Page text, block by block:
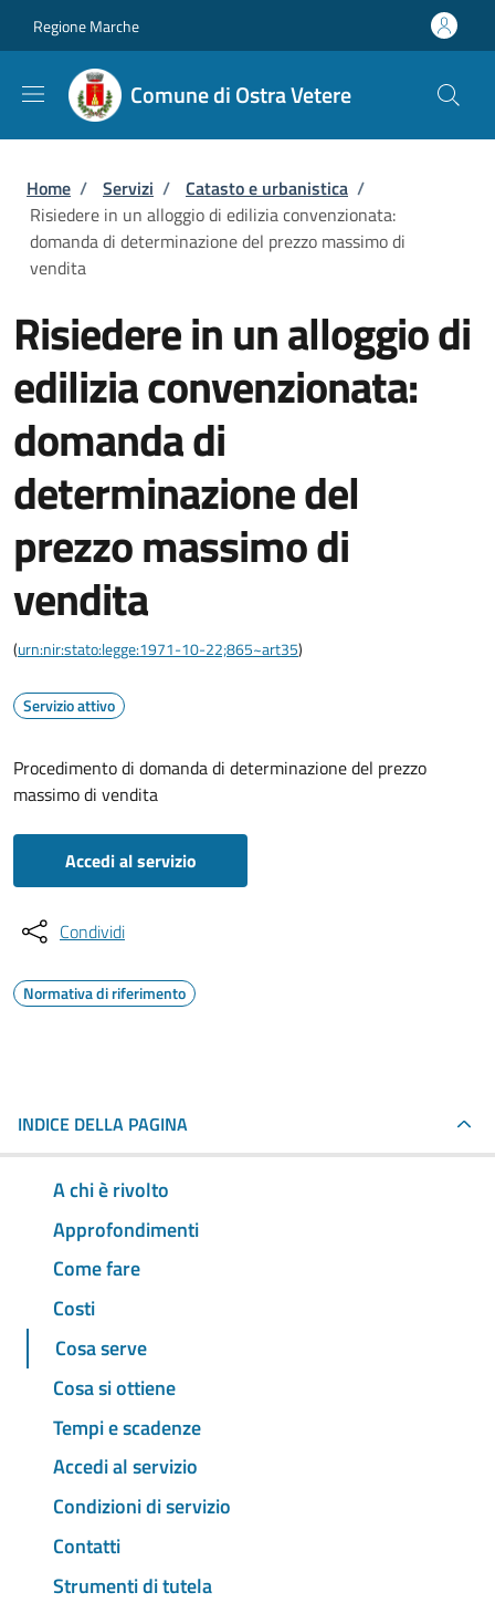
Regione Marche
Comune di Ostra Vetere
Briciole di pane
Home / Servizi / Catasto e urbanistica /
Risiedere in un alloggio di edilizia convenzionata:
domanda di determinazione del prezzo massimo di
vendita
Risiedere in un alloggio di
edilizia convenzionata:
domanda di
determinazione del
prezzo massimo di
vendita
(urn:nir:stato:legge:1971-10-22;865~art35)
Servizio attivo
Procedimento di domanda di determinazione del prezzo
massimo di vendita
Accedi al servizio
Condividi
Normativa di riferimento
INDICE DELLA PAGINA
A chi è rivolto
Approfondimenti
Come fare
Costi
Cosa serve
Cosa si ottiene
Tempi e scadenze
Accedi al servizio
Condizioni di servizio
Contatti
Strumenti di tutela